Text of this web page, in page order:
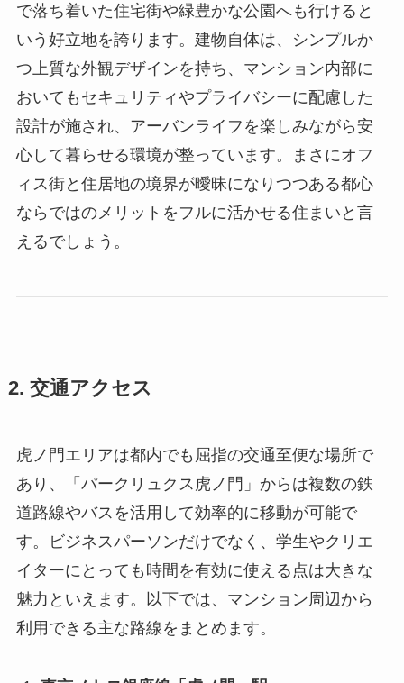
で落ち着いた住宅街や緑豊かな公園へも行けると
いう好立地を誇ります。建物自体は、シンプルか
つ上質な外観デザインを持ち、マンション内部に
おいてもセキュリティやプライバシーに配慮した
設計が施され、アーバンライフを楽しみながら安
心して暮らせる環境が整っています。まさにオフ
ィス街と住居地の境界が曖昧になりつつある都心
ならではのメリットをフルに活かせる住まいと言
えるでしょう。
2. 交通アクセス
虎ノ門エリアは都内でも屈指の交通至便な場所で
あり、「パークリュクス虎ノ門」からは複数の鉄
道路線やバスを活用して効率的に移動が可能で
す。ビジネスパーソンだけでなく、学生やクリエ
イターにとっても時間を有効に使える点は大きな
魅力といえます。以下では、マンション周辺から
利用できる主な路線をまとめます。